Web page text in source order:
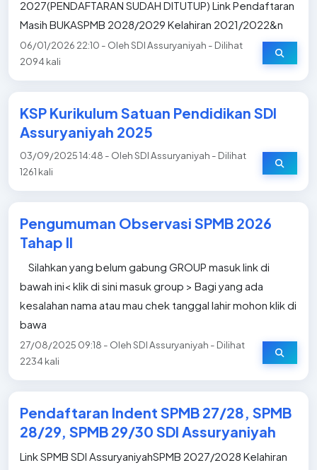
2027(PENDAFTARAN SUDAH DITUTUP) Link Pendaftaran
Masih BUKASPMB 2028/2029 Kelahiran 2021/2022&n
06/01/2026 22:10 - Oleh SDI Assuryaniyah - Dilihat
2094 kali
KSP Kurikulum Satuan Pendidikan SDI
Assuryaniyah 2025
03/09/2025 14:48 - Oleh SDI Assuryaniyah - Dilihat
1261 kali
Pengumuman Observasi SPMB 2026
Tahap II
Silahkan yang belum gabung GROUP masuk link di
bawah ini< klik di sini masuk group > Bagi yang ada
kesalahan nama atau mau chek tanggal lahir mohon klik di
bawa
27/08/2025 09:18 - Oleh SDI Assuryaniyah - Dilihat
2234 kali
Pendaftaran Indent SPMB 27/28, SPMB
28/29, SPMB 29/30 SDI Assuryaniyah
Link SPMB SDI AssuryaniyahSPMB 2027/2028 Kelahiran